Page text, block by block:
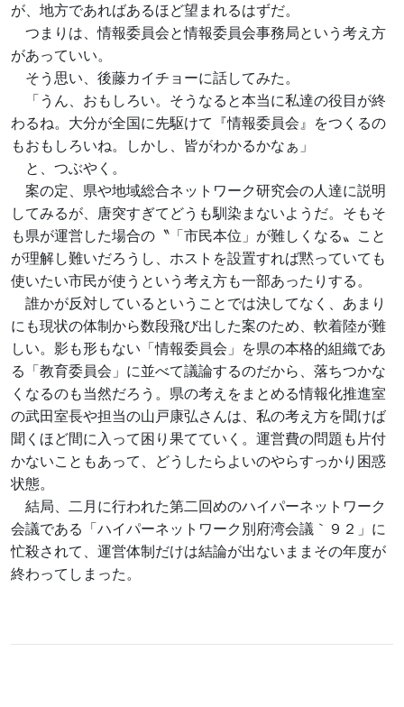
が、地方であればあるほど望まれるはずだ。
つまりは、情報委員会と情報委員会事務局という考え方
があっていい。
そう思い、後藤カイチョーに話してみた。
「うん、おもしろい。そうなると本当に私達の役目が終
わるね。大分が全国に先駆けて『情報委員会』をつくるの
もおもしろいね。しかし、皆がわかるかなぁ」
と、つぶやく。
案の定、県や地域総合ネットワーク研究会の人達に説明
してみるが、唐突すぎてどうも馴染まないようだ。そもそ
も県が運営した場合の〝「市民本位」が難しくなる〟こと
が理解し難いだろうし、ホストを設置すれば黙っていても
使いたい市民が使うという考え方も一部あったりする。
誰かが反対しているということでは決してなく、あまり
にも現状の体制から数段飛び出した案のため、軟着陸が難
しい。影も形もない「情報委員会」を県の本格的組織であ
る「教育委員会」に並べて議論するのだから、落ちつかな
くなるのも当然だろう。県の考えをまとめる情報化推進室
の武田室長や担当の山戸康弘さんは、私の考え方を聞けば
聞くほど間に入って困り果てていく。運営費の問題も片付
かないこともあって、どうしたらよいのやらすっかり困惑
状態。
結局、二月に行われた第二回めのハイパーネットワーク
会議である「ハイパーネットワーク別府湾会議｀９２」に
忙殺されて、運営体制だけは結論が出ないままその年度が
終わってしまった。